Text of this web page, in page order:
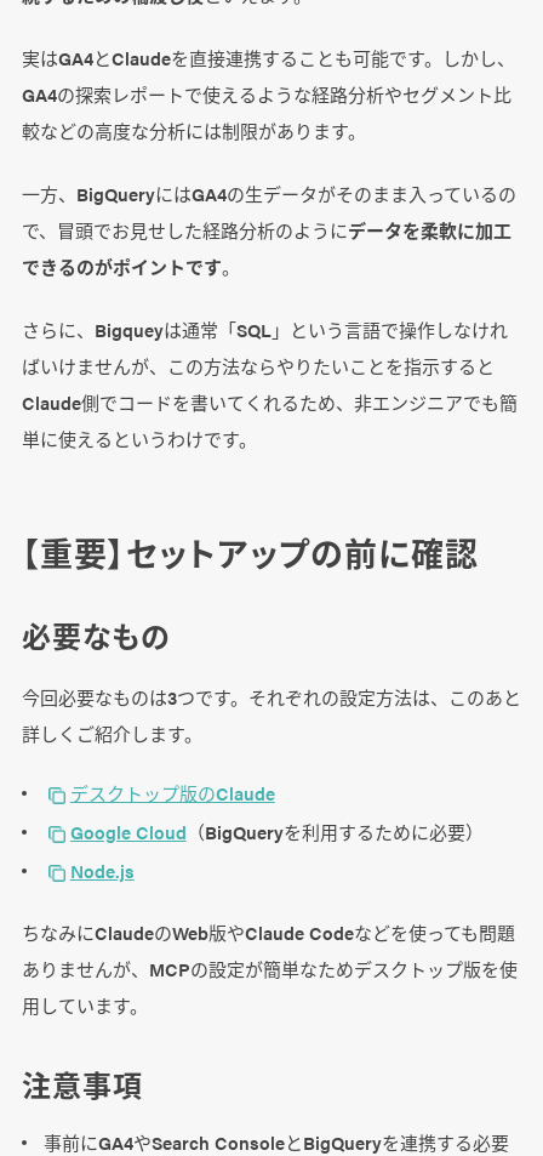
Q.セキュリティは大丈夫なの？
まとめ
す！
実はGA4とClaudeを直接連携することも可能です。しかし、
GA4の探索レポートで使えるような経路分析やセグメント比
較などの高度な分析には制限があります。
一方、BigQueryにはGA4の生データがそのまま入っているの
で、冒頭でお見せした経路分析のようにデータを柔軟に加工
できるのがポイントです。
さらに、Bigqueyは通常「SQL」という言語で操作しなけれ
ばいけませんが、この方法ならやりたいことを指示すると
Claude側でコードを書いてくれるため、非エンジニアでも簡
単に使えるというわけです。
【重要】セットアップの前に確認
必要なもの
今回必要なものは3つです。それぞれの設定方法は、このあと
詳しくご紹介します。
デスクトップ版のClaude
Google Cloud （BigQueryを利用するために必要）
Node.js
ちなみにClaudeのWeb版やClaude Codeなどを使っても問題
ありませんが、MCPの設定が簡単なためデスクトップ版を使
用しています。
注意事項
事前にGA4やSearch ConsoleとBigQueryを連携する必要